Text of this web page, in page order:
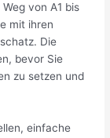
von A1 bis
mit ihren
Die
bevor Sie
zu setzen und
einfache